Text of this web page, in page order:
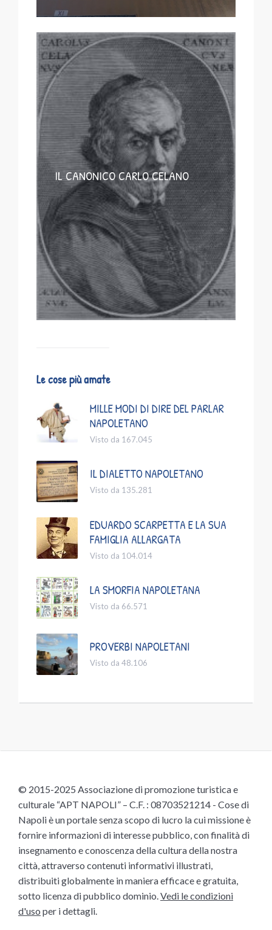
IL CANONICO CARLO CELANO
Le cose più amate
MILLE MODI DI DIRE DEL PARLAR
NAPOLETANO
Visto da 167.045
IL DIALETTO NAPOLETANO
Visto da 135.281
EDUARDO SCARPETTA E LA SUA
FAMIGLIA ALLARGATA
Visto da 104.014
LA SMORFIA NAPOLETANA
Visto da 66.571
PROVERBI NAPOLETANI
Visto da 48.106
© 2015-2025 Associazione di promozione turistica e
culturale “APT NAPOLI” – C.F. : 08703521214 - Cose di
Napoli è un portale senza scopo di lucro la cui missione è
fornire informazioni di interesse pubblico, con finalità di
insegnamento e conoscenza della cultura della nostra
città, attraverso contenuti informativi illustrati,
distribuiti globalmente in maniera efficace e gratuita,
sotto licenza di pubblico dominio.Vedi le condizioni
d'uso per i dettagli.